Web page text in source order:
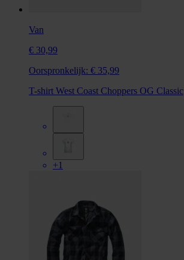
Van
€ 30,99
Oorspronkelijk: € 35,99
T-shirt West Coast Choppers OG Classic
+1